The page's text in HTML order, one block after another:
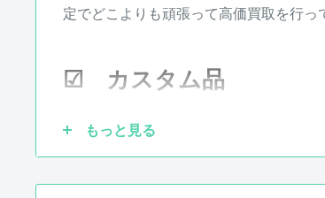
て調整、リペアの対応をさせて頂きます
定でどこよりも頑張って高価買取を行っ
☑ カスタム品
もっと見る